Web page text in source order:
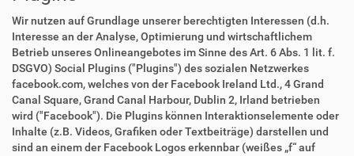
Wir nutzen auf Grundlage unserer berechtigten Interessen (d.h.
Interesse an der Analyse, Optimierung und wirtschaftlichem
Betrieb unseres Onlineangebotes im Sinne des Art. 6 Abs. 1 lit. f.
DSGVO) Social Plugins ("Plugins") des sozialen Netzwerkes
facebook.com, welches von der Facebook Ireland Ltd., 4 Grand
Canal Square, Grand Canal Harbour, Dublin 2, Irland betrieben
wird ("Facebook"). Die Plugins können Interaktionselemente oder
Inhalte (z.B. Videos, Grafiken oder Textbeiträge) darstellen und
sind an einem der Facebook Logos erkennbar (weißes „f“ auf